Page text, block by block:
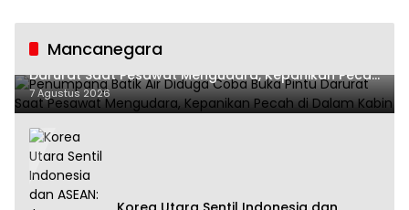
Mancanegara
Penumpang Batik Air Diduga Coba Buka Pintu
Darurat Saat Pesawat Mengudara, Kepanikan Pecah
di Dalam Kabin
7 Agustus 2026